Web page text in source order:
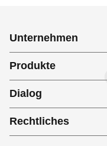
Unternehmen
Produkte
Dialog
Rechtliches